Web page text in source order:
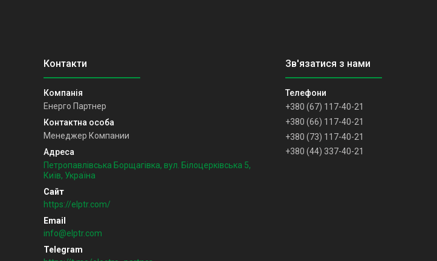
Енерго Партнер
Менеджер Компании
Петропавлівська Борщагівка, вул. Білоцерківська 5,
Київ, Україна
https://elptr.com/
info@elptr.com
+380 (67) 117-40-21
+380 (66) 117-40-21
+380 (73) 117-40-21
+380 (44) 337-40-21